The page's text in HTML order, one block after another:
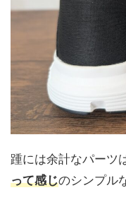
踵には余計なパーツ
って感じのシンプル